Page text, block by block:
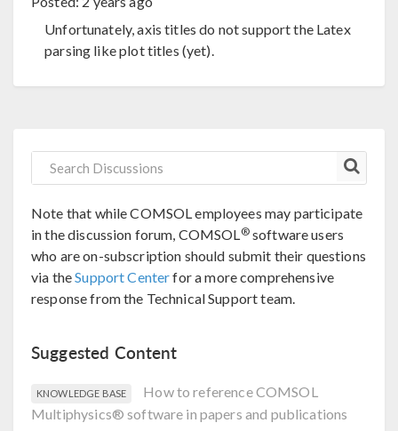
Unfortunately, axis titles do not support the Latex
parsing like plot titles (yet).
Note that while COMSOL employees may participate
in the discussion forum, COMSOL ®software users
who are on-subscription should submit their questions
via theSupport Centerfor a more comprehensive
response from the Technical Support team.
Suggested Content
KNOWLEDGE BASE
How to reference COMSOL
Multiphysics® software in papers and publications